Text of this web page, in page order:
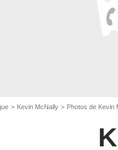
Kevin McNally Photos de Kevin